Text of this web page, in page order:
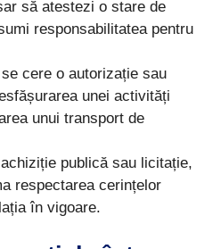
să atestezi o stare de
responsabilitatea pentru
cere o autorizație sau
unei activități
unui transport de
publică sau licitație,
respectarea cerințelor
în vigoare.